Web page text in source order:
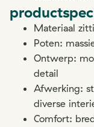
Materiaal
Poten:
Ontwerp:
detail
Afwerking:
diverse
Comfort: